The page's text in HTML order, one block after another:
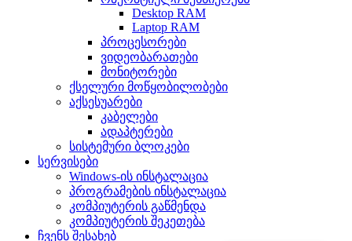
Desktop RAM
Laptop RAM
პროცესორები
ვიდეობარათები
მონიტორები
ქსელური მოწყობილობები
აქსესუარები
კაბელები
ადაპტერები
სისტემური ბლოკები
სერვისები
Windows-ის ინსტალაცია
პროგრამების ინსტალაცია
კომპიუტერის გაწმენდა
კომპიუტერის შეკეთება
ჩვენს შესახებ